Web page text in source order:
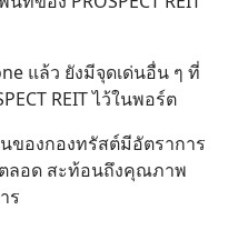
แล้ว ยังมีจุดเด่นอื่น ๆ ที่
REIT ไว้ในพอร์ต
ของกองทรัสต์มีอัตราการ
ลอด สะท้อนถึงคุณภาพ
ร